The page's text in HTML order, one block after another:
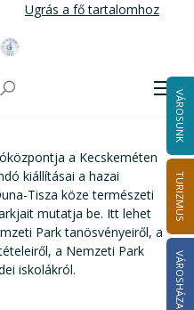
Ugrás a fő tartalomhoz
VÁROSUNK
TURIZMUS
VÁROSHÁZA
a Kecskeméten
kiállításai a hazai
Tisza köze természeti
mutatja be. Itt lehet
Park tanösvényeiről, a
a Nemzeti Park
iskolákról.